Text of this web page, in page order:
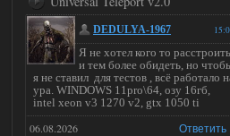
DEDULYA-1967
Я не хотел кого то расстроить
и тем более обидеть, но
я не ставил для тестов , всё работало
ура. WINDOWS 11pro\64, озу 16гб,
intel xeon v3 1270 v2, gtx 1050 ti
06.08.2026